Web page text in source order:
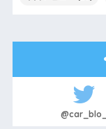
@car_blo_